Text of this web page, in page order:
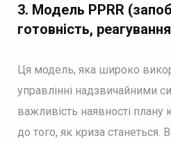
3. Модель PPRR
готовність,
Ця модель, яка широко
управлінні надзвичайними
важливість наявності плану
до того, як криза станеться.